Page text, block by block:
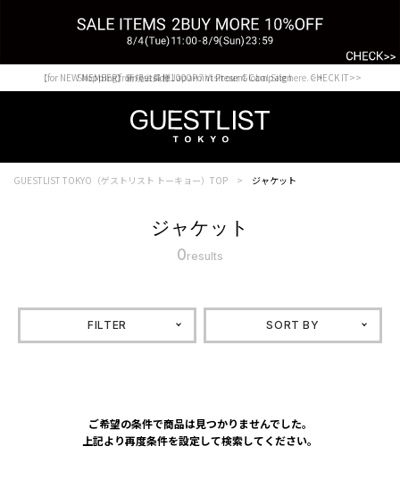
Shopping from outside Japan? Visit our Global Site here. >>
【for NEW MEMBER】新規会員様1000Point Present Campaign CHECK IT>>
GUESTLIST TOKYO（ゲストリスト トーキョー）TOP ジャケット
ジャケット
0results
FILTER SORT BY
ご希望の条件で商品は見つかりませんでした。
上記より再度条件を設定して検索してください。